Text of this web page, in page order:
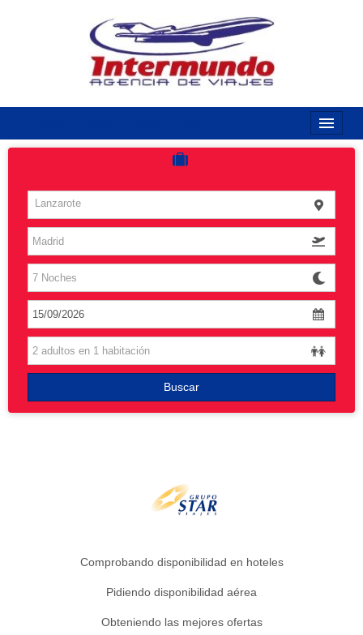
Costas
Vuelos
Islas
Caribe
Grandes Viajes
Lanzarote
Buscar
Comprobando disponibilidad en hoteles
Pidiendo disponibilidad aérea
Obteniendo las mejores ofertas